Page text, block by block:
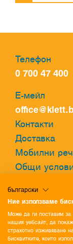
Телефон
0 700 47 400
Е-мейл
Контакти
Доставка
Мобилни
Общи
Политика за
български
Ние използваме
Може да ги поставим за
нашия уебсайт, да
страхотно изживяване
бисквитките, които